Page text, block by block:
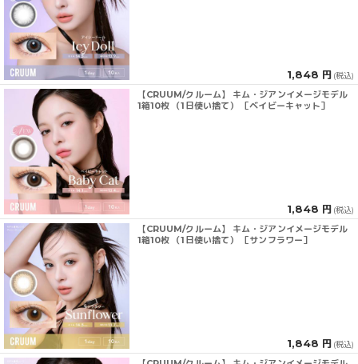
1,848 円 (税込)
【CRUUM/クルーム】 キム・ジアンイメージモデル
1箱10枚 （1日使い捨て） ［ベイビーキャット］
1,848 円 (税込)
【CRUUM/クルーム】 キム・ジアンイメージモデル
1箱10枚 （1日使い捨て） ［サンフラワー］
1,848 円 (税込)